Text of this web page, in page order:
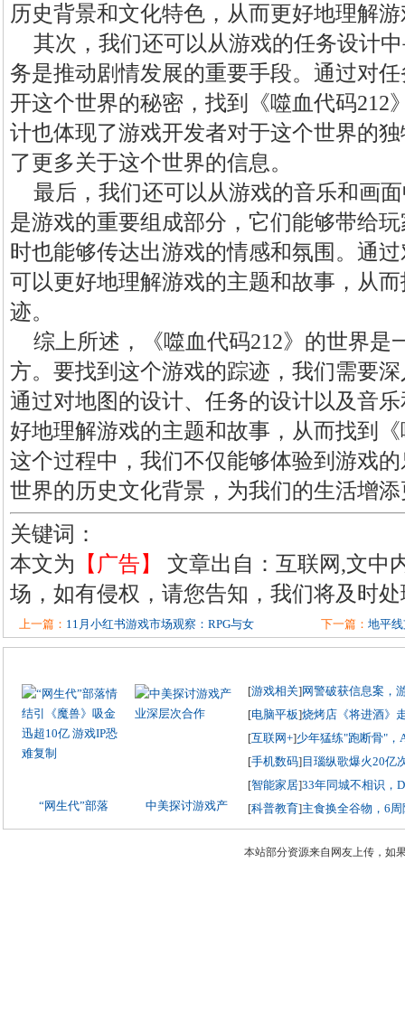
历史背景和文化特色，从而更好地理解
其次，我们还可以从游戏的任务设计
务是推动剧情发展的重要手段。通过对
开这个世界的秘密，找到《噬血代码212
计也体现了游戏开发者对于这个世界的
了更多关于这个世界的信息。
最后，我们还可以从游戏的音乐和画
是游戏的重要组成部分，它们能够带给
时也能够传达出游戏的情感和氛围。通
可以更好地理解游戏的主题和故事，从
迹。
综上所述，《噬血代码212》的世界是
方。要找到这个游戏的踪迹，我们需要
通过对地图的设计、任务的设计以及音
好地理解游戏的主题和故事，从而找到
这个过程中，我们不仅能够体验到游戏
世界的历史文化背景，为我们的生活增
关键词：
本文为 【广告】
文章出自：互联网,文中
场，如有侵权，请您告知，我们将及时
上一篇： 11月小红书游戏市场观察：RPG与女 下一篇： 地平
“网生代”部落 中美探讨游戏产
[游戏相关]网警破获信息案，
[电脑平板]烧烤店《将进酒》
[互联网+]少年猛练"跑断骨"，
[手机数码]目瑙纵歌爆火20亿
[智能家居]33年同城不相识，
[科普教育]主食换全谷物，6
本站部分资源来自网友上传，如